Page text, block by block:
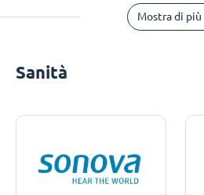
Mostra di più
Sanità